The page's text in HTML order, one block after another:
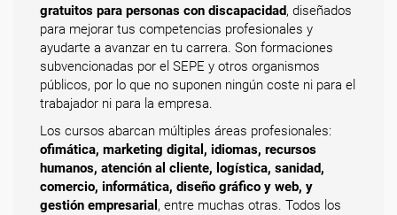
gratuitos para personas con discapacidad, diseñados
para mejorar tus competencias profesionales y
ayudarte a avanzar en tu carrera. Son formaciones
subvencionadas por el SEPE y otros organismos
públicos, por lo que no suponen ningún coste ni para el
trabajador ni para la empresa.
Los cursos abarcan múltiples áreas profesionales:
ofimática, marketing digital, idiomas, recursos
humanos, atención al cliente, logística, sanidad,
comercio, informática, diseño gráfico y web, y
gestión empresarial , entre muchas otras. Todos los